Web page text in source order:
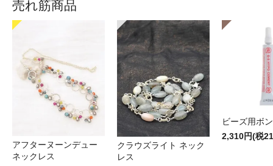
売れ筋商品
アフターヌーンデュー
ネックレス
クラウズライト ネック
レス
ビーズ用ボ
2,310円(税